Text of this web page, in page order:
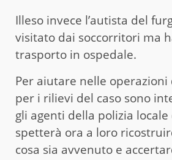
Illeso invece l’autista del
visitato dai soccorritori ma
trasporto in ospedale.
Per aiutare nelle operazioni
per i rilievi del caso sono
gli agenti della polizia locale
spetterà ora a loro
cosa sia avvenuto e